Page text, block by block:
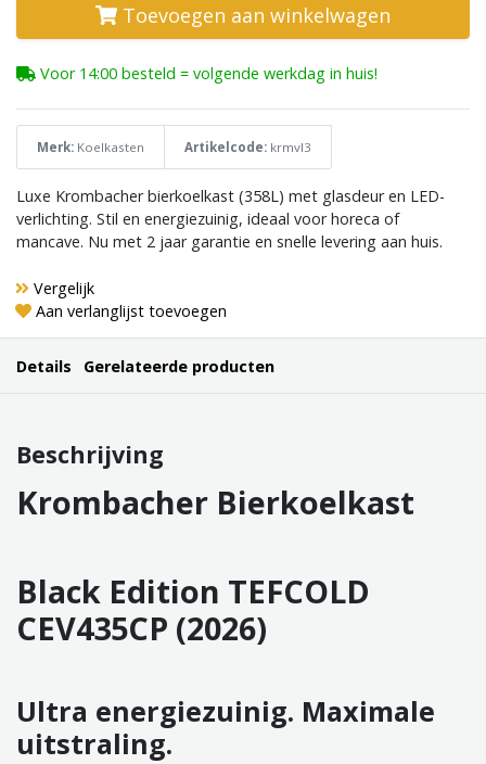
Toevoegen aan winkelwagen
Voor 14:00 besteld = volgende werkdag in huis!
Merk: Koelkasten Artikelcode: krmvl3
Luxe Krombacher bierkoelkast (358L) met glasdeur en LED-
verlichting. Stil en energiezuinig, ideaal voor horeca of
mancave. Nu met 2 jaar garantie en snelle levering aan huis.
Vergelijk
Aan verlanglijst toevoegen
Details Gerelateerde producten
Beschrijving
Krombacher Bierkoelkast
Black Edition TEFCOLD
CEV435CP (2026)
Ultra energiezuinig. Maximale
uitstraling.